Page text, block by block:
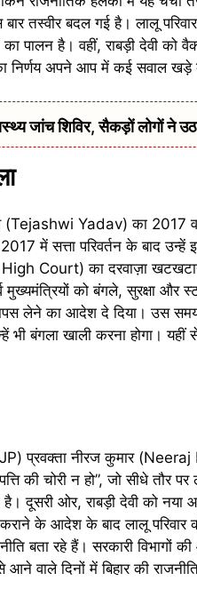
तस्वीर बदल गई है। लालू
पालन है। वहीं, राबड़ी देवी को
निर्णय अपने आप में कई सवाल खड़े
जांच शिविर, सैकड़ों लोगों ने
(Tejashwi Yadav) का 2017
में सत्ता परिवर्तन के बाद
Court) का दरवाज़ा
मुख्यमंत्रियों को बंगले, सुरक्षा और
लेने का आदेश दे दिया। उस समय
बंगला खाली करना होगा। यहीं
प्रवक्ता नीरज कुमार
की चोरी न हो”, जो सीधे तौर पर
दूसरी ओर, राबड़ी देवी को नया
के आदेश के बाद लालू
बता रहे हैं। सरकारी विभागों
वाले दिनों में बिहार की